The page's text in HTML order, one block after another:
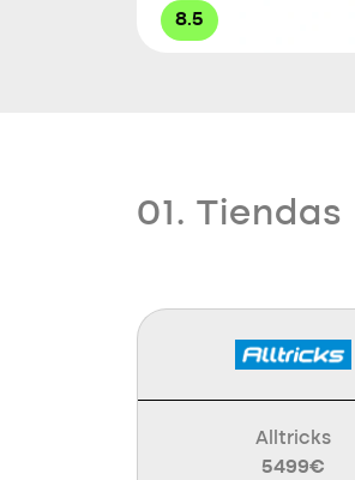
8.5
01.
Alltricks
5499€